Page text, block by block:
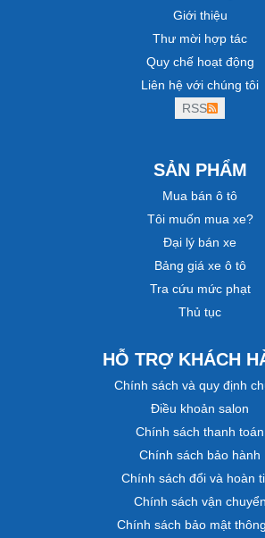
Giới thiệu
Thư mời hợp tác
Quy chế hoạt động
Liên hệ với chúng tôi
RSS
SẢN PHẨM
Mua bán ô tô
Tôi muốn mua xe?
Đại lý bán xe
Bảng giá xe ô tô
Tra cứu mức phạt
Thủ tục
HỖ TRỢ KHÁCH
Chính sách và quy định
Điều khoản salon
Chính sách thanh toán
Chính sách bảo hành
Chính sách đổi và hoàn
Chính sách vận chuyển
Chính sách bảo mật